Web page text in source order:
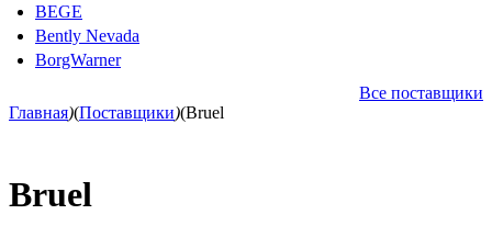
BEGE
Bently Nevada
BorgWarner
Все поставщики
Главная)(Поставщики)(Bruel
Bruel